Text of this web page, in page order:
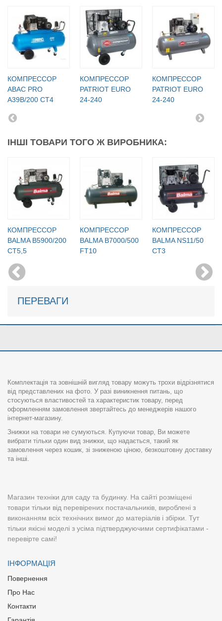
КОМПРЕССОР
ABAC PRO
A39B/200 CT4
КОМПРЕССОР
PATRIOT EURO
24-240
КОМПРЕССОР
PATRIOT EURO
24-240
ІНШІ ТОВАРИ ТОГО Ж ВИРОБНИКА:
КОМПРЕССОР
BALMA B5900/200
CT5,5
КОМПРЕССОР
BALMA B7000/500
FT10
КОМПРЕССОР
BALMA NS11/50
CT3
ПЕРЕВАГИ
Комплектація та зовнішній вигляд товару можуть трохи відрізнятися
від представлених на фото. У разі виникнення питань, що
стосуються властивостей та характеристик товару, перед
оформленням замовлення звертайтесь до менеджерів нашого
інтернет-магазину.
Знижки на товари не сумуються. Купуючи товар, Ви можете
вибрати тільки один вид знижки, що надається, такий як
замовлення через кошик, зі зниженою ціною, безкоштовну доставку
та інші.
Магазин техніки для саду та будинку. На сайті розміщені
товари тільки від перевірених постачальників, вироблені з
виконанням всіх технічних вимог до матеріалів і збірки. Тут
тільки якісні моделі з усіма підтверджуючими сертифікатами -
перевірте самі!
ІНФОРМАЦІЯ
Повернення
Про Нас
Контакти